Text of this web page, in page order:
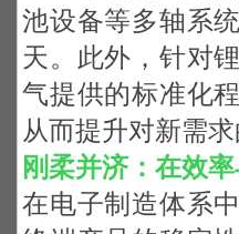
池设备等多轴系
天。此外，针对
气提供的标准化
从而提升对新需求
刚柔并济：在效
在电子制造体系